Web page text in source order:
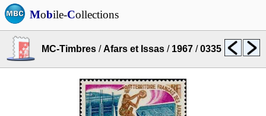
Mobile-Collections
MC-Timbres /Afars et Issas / 1967 /0335